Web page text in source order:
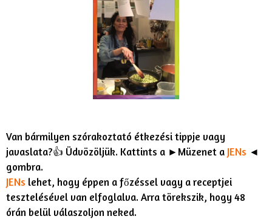
Van bármilyen szórakoztató étkezési tippje vagy
javaslata?👍 Üdvözöljük. Kattints a ►Müzenet a JENs ◄
gombra.
JENs lehet, hogy éppen a főzéssel vagy a receptjei
tesztelésével van elfoglalva. Arra törekszik, hogy 48
órán belül válaszoljon neked.